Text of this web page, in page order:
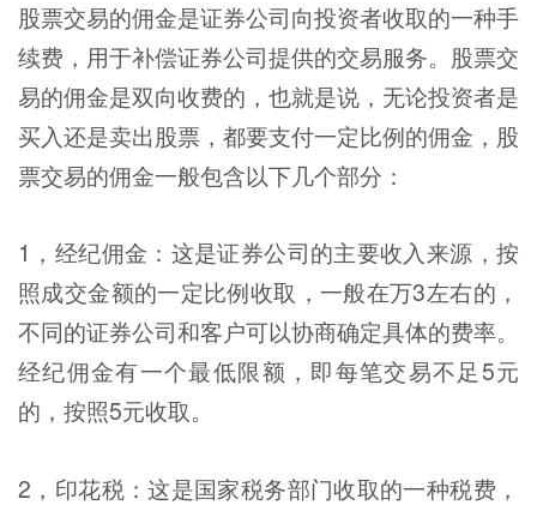
股票交易的佣金是证券公司向投资者收取的一种手
续费，用于补偿证券公司提供的交易服务。股票交
易的佣金是双向收费的，也就是说，无论投资者是
买入还是卖出股票，都要支付一定比例的佣金，股
票交易的佣金一般包含以下几个部分：
1，经纪佣金：这是证券公司的主要收入来源，按
照成交金额的一定比例收取，一般在万3左右的，
不同的证券公司和客户可以协商确定具体的费率。
经纪佣金有一个最低限额，即每笔交易不足5元
的，按照5元收取。
2，印花税：这是国家税务部门收取的一种税费，